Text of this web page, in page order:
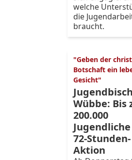
welche
die
braucht.
"Geben der
Botschaft ein
Gesicht"
Wübbe: Bis
200.000
72-Stunden-
Aktion